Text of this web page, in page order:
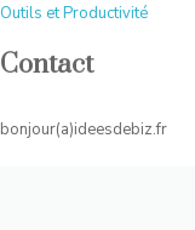
Outils et Productivité
Contact
bonjour(a)ideesdebiz.fr